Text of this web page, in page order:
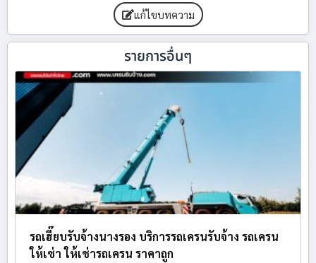
แก้ไขบทความ
รายการอื่นๆ
รถเฮี๊ยบรับจ้างนางรอง บริการรถเครนรับจ้าง รถเครน
ให้เช่า ให้เช่ารถเครน ราคาถูก